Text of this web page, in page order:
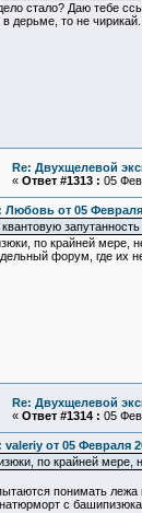
стало? Даю тебе
дерьме, то не чирикай.
Re: Двухщелевой
« Ответ #1313 : 05
Любовь от 05
квантовую
по крайней мере,
форум, где их
Re: Двухщелевой
« Ответ #1314 : 05
valeriy от 05 Февраля
по крайней мере,
понимать лежа
с